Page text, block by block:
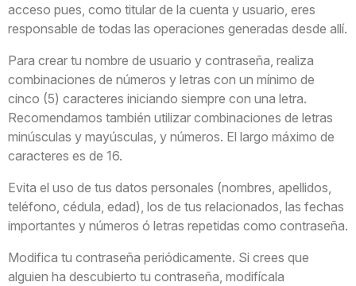
acceso pues, como titular de la cuenta y usuario, eres
responsable de todas las operaciones generadas desde allí.
Para crear tu nombre de usuario y contraseña, realiza
combinaciones de números y letras con un mínimo de
cinco (5) caracteres iniciando siempre con una letra.
Recomendamos también utilizar combinaciones de letras
minúsculas y mayúsculas, y números. El largo máximo de
caracteres es de 16.
Evita el uso de tus datos personales (nombres, apellidos,
teléfono, cédula, edad), los de tus relacionados, las fechas
importantes y números ó letras repetidas como contraseña.
Modifica tu contraseña periódicamente. Si crees que
alguien ha descubierto tu contraseña, modifícala